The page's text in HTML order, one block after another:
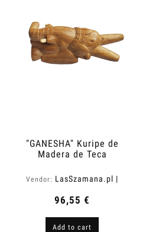
"GANESHA" Kuripe de
Madera de Teca
Vendor: LasSzamana.pl |
96,55 €
Add to cart